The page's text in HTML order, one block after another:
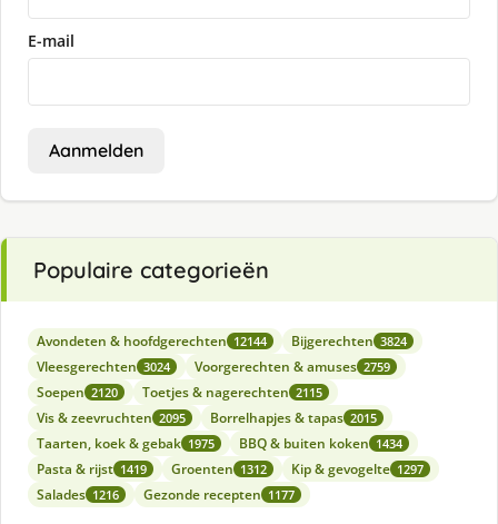
E-mail
Aanmelden
Populaire categorieën
Avondeten & hoofdgerechten 12144 Bijgerechten 3824
Vleesgerechten 3024 Voorgerechten & amuses 2759
Soepen 2120 Toetjes & nagerechten 2115
Vis & zeevruchten 2095 Borrelhapjes & tapas 2015
Taarten, koek & gebak 1975 BBQ & buiten koken 1434
Pasta & rijst 1419 Groenten 1312 Kip & gevogelte 1297
Salades 1216 Gezonde recepten 1177